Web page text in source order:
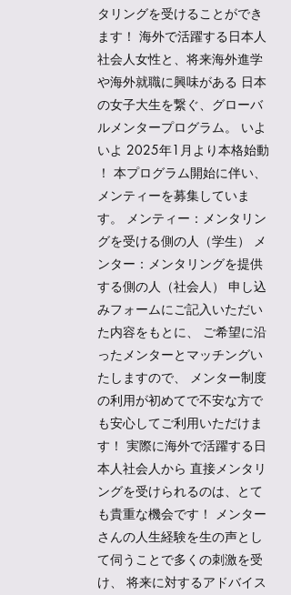
タリングを受けることができ
ます！ 海外で活躍する日本人
社会人女性と、将来海外進学
や海外就職に興味がある 日本
の女子大生を繋ぐ、グローバ
ルメンタープログラム。 いよ
いよ 2025年1月より本格始動
！ 本プログラム開始に伴い、
メンティーを募集していま
す。 メンティー：メンタリン
グを受ける側の人（学生） メ
ンター：メンタリングを提供
する側の人（社会人） 申し込
みフォームにご記入いただい
た内容をもとに、 ご希望に沿
ったメンターとマッチングい
たしますので、 メンター制度
の利用が初めてで不安な方で
も安心してご利用いただけま
す！ 実際に海外で活躍する日
本人社会人から 直接メンタリ
ングを受けられるのは、とて
も貴重な機会です！ メンター
さんの人生経験を生の声とし
て伺うことで多くの刺激を受
け、 将来に対するアドバイス